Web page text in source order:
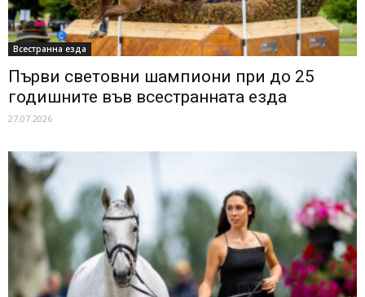
Всестранна езда
Първи световни шампиони при до 25
годишните във всестранната езда
27.07.2026